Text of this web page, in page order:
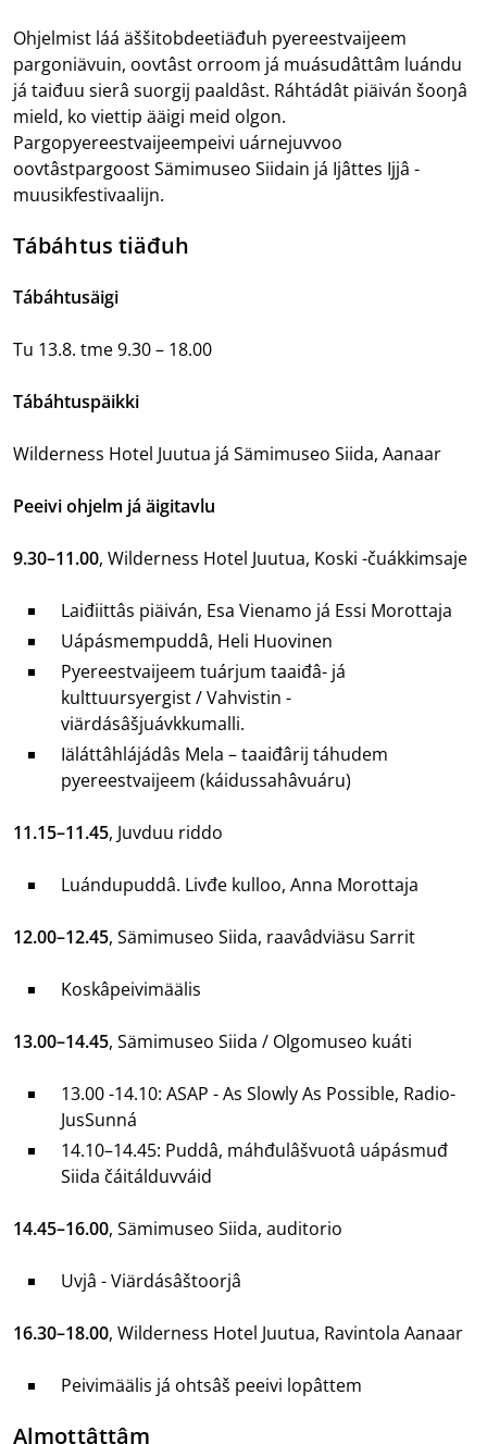
Ohjelmist láá äššitobdeetiäđuh pyereestvaijeem
pargoniävuin, oovtâst orroom já muásudâttâm luándu
já taiđuu sierâ suorgij paaldâst. Ráhtádât piäiván šooŋâ
mield, ko viettip ääigi meid olgon.
Pargopyereestvaijeempeivi uárnejuvvoo
oovtâstpargoost Sämimuseo Siidain já Ijâttes Ijjâ -
muusikfestivaalijn.
Tábáhtus tiäđuh
Tábáhtusäigi
Tu 13.8. tme 9.30 – 18.00
Tábáhtuspäikki
Wilderness Hotel Juutua já Sämimuseo Siida, Aanaar
Peeivi ohjelm já äigitavlu
9.30–11.00, Wilderness Hotel Juutua, Koski -čuákkimsaje
Laiđiittâs piäiván, Esa Vienamo já Essi Morottaja
Uápásmempuddâ, Heli Huovinen
Pyereestvaijeem tuárjum taaiđâ- já
kulttuursyergist / Vahvistin -
viärdásâšjuávkkumalli.
Iäláttâhlájádâs Mela – taaiđârij táhudem
pyereestvaijeem (káidussahâvuáru)
11.15–11.45, Juvduu riddo
Luándupuddâ. Livđe kulloo, Anna Morottaja
12.00–12.45, Sämimuseo Siida, raavâdviäsu Sarrit
Koskâpeivimäälis
13.00–14.45, Sämimuseo Siida / Olgomuseo kuáti
13.00 -14.10: ASAP - As Slowly As Possible, Radio-
JusSunná
14.10–14.45: Puddâ, máhđulâšvuotâ uápásmuđ
Siida čáitálduvváid
14.45–16.00, Sämimuseo Siida, auditorio
Uvjâ - Viärdásâštoorjâ
16.30–18.00, Wilderness Hotel Juutua, Ravintola Aanaar
Peivimäälis já ohtsâš peeivi lopâttem
Almottâttâm